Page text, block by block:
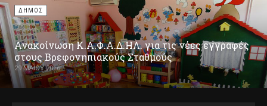
ΔΗΜΟΣ
Ανακοίνωση Κ.Α.Φ.Α.Δ.ΗΛ. για τις νέες εγγραφές
στους Βρεφονηπιακούς Σταθμούς
29 ΜΑΪ́ΟΥ 2016